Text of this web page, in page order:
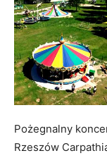
Pożegnalny
Rzeszów